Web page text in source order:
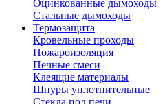
Оцинкованные дымоходы
Стальные дымоходы
Термозащита
Кровельные проходы
Пожароизоляция
Печные смеси
Клеящие материалы
Шнуры уплотнительные
Стекла под печи